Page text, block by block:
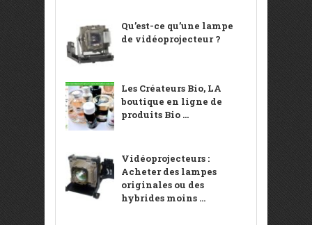
Qu’est-ce qu’une lampe
de vidéoprojecteur ?
Les Créateurs Bio, LA
boutique en ligne de
produits Bio ...
Vidéoprojecteurs :
Acheter des lampes
originales ou des
hybrides moins ...